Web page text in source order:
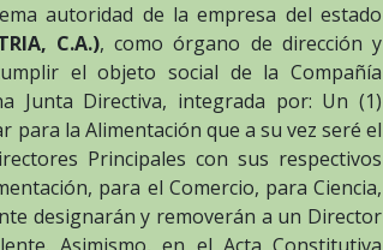
autoridad de la empresa del estado
C.A.), como órgano de dirección y
el objeto social de la Compañía
Junta Directiva, integrada por: Un (1)
la Alimentación que a su vez seré el
Principales con sus respectivos
para el Comercio, para Ciencia,
designarán y removerán a un Director